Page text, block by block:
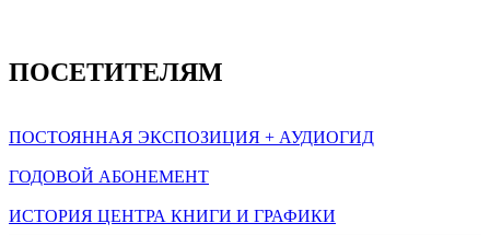
ПОСЕТИТЕЛЯМ
ПОСТОЯННАЯ ЭКСПОЗИЦИЯ + АУДИОГИД
ГОДОВОЙ АБОНЕМЕНТ
ИСТОРИЯ ЦЕНТРА КНИГИ И ГРАФИКИ